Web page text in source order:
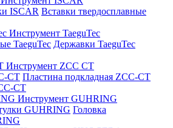
ISCAR Вставки твердосплавные
Инструмент TaeguTec
TaeguTec Державки TaeguTec
Инструмент ZCС CT
CT Пластина подкладная ZCC-CT
CT
Инструмент GUHRING
GUHRING Головка